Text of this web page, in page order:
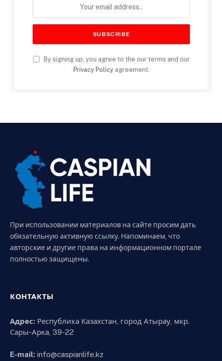
By signing up, you agree to the our terms and our
Privacy Policyagreement.
При использовании материалов на сайте просим дать
обязательную активную ссылку. Напоминаем, что
авторские и другие права на информационном портале
полностью защищены.
КОНТАКТЫ
Адрес: Республика Казахстан, город Атырау, мкр.
Сары-Арка, 39-22
E-mail: info@caspianlife.kz